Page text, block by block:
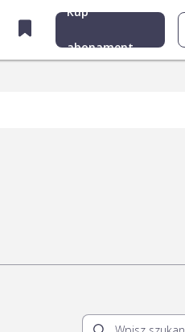
Kup
abonament